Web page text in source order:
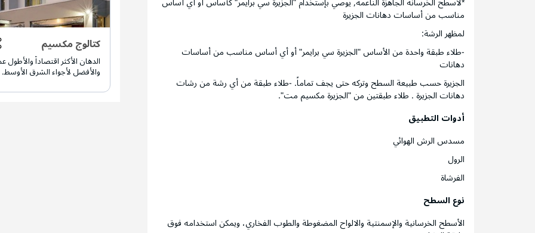
مناسب من أساسات دهانات الجزيرة
لمظهر الرشة:
-طلاء طبقة واحدة من الأساس "الجزيرة سي برايمر" أو أي أساس مناسب من أساسات
دهانات
الجزيرة حسب طبيعة السطح وتركه حتى يجف تماماً. -طلاء طبقة من أي رشة من رشات
دهانات الجزيرة . طلاء طبقتين من "الجزيرة مكسيم مت".
أدوات التطبيق
مسدس الرش الهوائي
الرول
الفرشاة
نوع السطح
الأسطح الخرسانية والإسمنتية والالواح المضغوطة والطوب الفخاري، ويمكن استخدامه فوق
كتالوج مكسيم
الدهان الأكثر اقتصاداً والأطول
والأفضل لأجواء الشرق الأوسط.